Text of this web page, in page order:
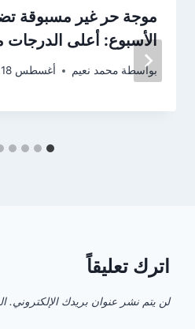
موجة حر غير مسبوقة
الأسبوع: أعلى الدرجات
بواسطة محمد نعيم أغسطس 18, 2025
اترك تعليقاً
لن يتم نشر عنوان بريدك الإلكتروني.